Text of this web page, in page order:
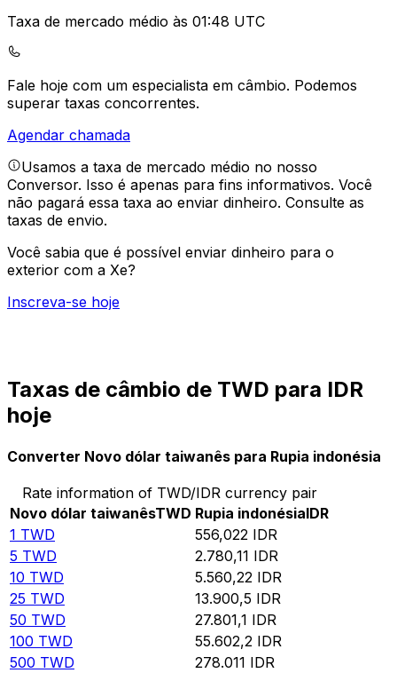
Taxa de mercado médio às 01:48 UTC
Fale hoje com um especialista em câmbio. Podemos
superar taxas concorrentes.
Agendar chamada
Usamos a taxa de mercado médio no nosso
Conversor. Isso é apenas para fins informativos. Você
não pagará essa taxa ao enviar dinheiro. Consulte as
taxas de envio.
Você sabia que é possível enviar dinheiro para o
exterior com a Xe?
Inscreva-se hoje
Taxas de câmbio de TWD para IDR
hoje
Converter Novo dólar taiwanês para Rupia indonésia
Rate information of TWD/IDR currency pair
Novo dólar taiwanêsTWD Rupia indonésiaIDR
1 TWD 556,022 IDR
5 TWD 2.780,11 IDR
10 TWD 5.560,22 IDR
25 TWD 13.900,5 IDR
50 TWD 27.801,1 IDR
100 TWD 55.602,2 IDR
500 TWD 278.011 IDR